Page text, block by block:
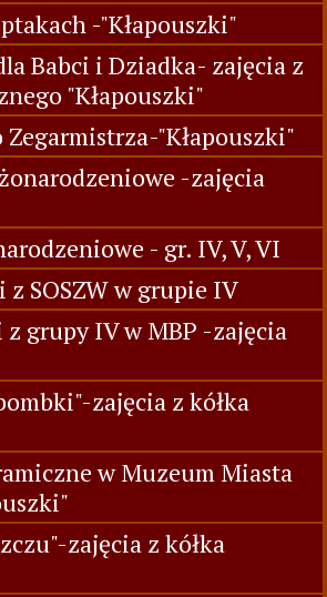
-"Kłapouszki"
Babci i Dziadka- zajęcia z
"Kłapouszki"
Zegarmistrza-"Kłapouszki"
-zajęcia
- gr. IV, V, VI
SOSZW w grupie IV
grupy IV w MBP -zajęcia
zajęcia z kółka
w Muzeum Miasta
zajęcia z kółka